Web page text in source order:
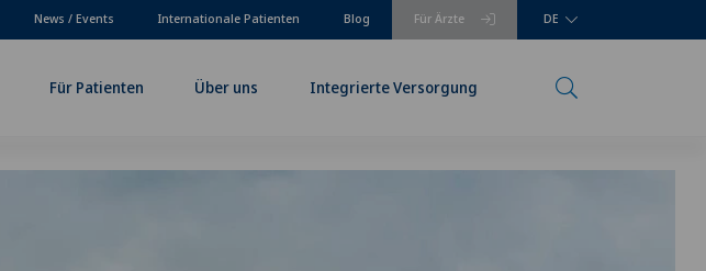
Für Ärzte
News / Events Internationale Patienten Blog DE
Für Patienten Über uns Integrierte Versorgung